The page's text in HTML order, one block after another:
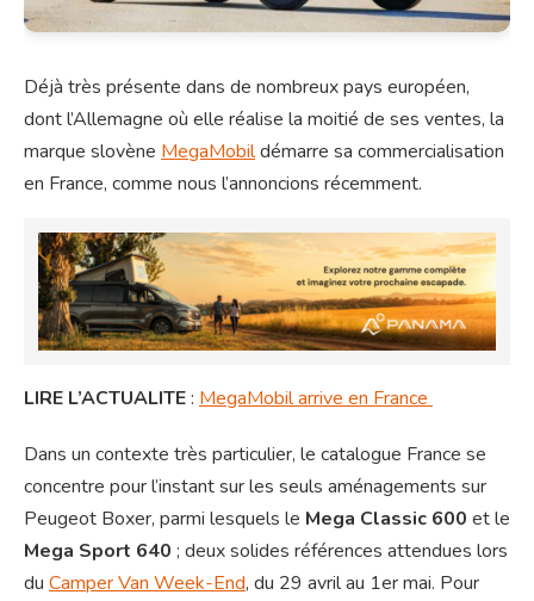
Déjà très présente dans de nombreux pays européen,
dont l’Allemagne où elle réalise la moitié de ses ventes, la
marque slovène MegaMobildémarre sa commercialisation
en France, comme nous l’annoncions récemment.
LIRE L’ACTUALITE: MegaMobil arrive en France
Dans un contexte très particulier, le catalogue France se
concentre pour l’instant sur les seuls aménagements sur
Peugeot Boxer, parmi lesquels le Mega Classic 600 et le
Mega Sport 640 ; deux solides références attendues lors
du Camper Van Week-End, du 29 avril au 1er mai. Pour